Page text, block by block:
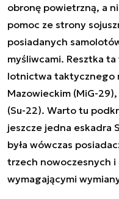
obronę powietrzną, a
pomoc ze strony
posiadanych
myśliwcami. Resztka
lotnictwa taktycznego
Mazowieckim (MiG-
(Su-22). Warto tu
jeszcze jedna eskadra
była wówczas
trzech nowoczesnych
wymagającymi